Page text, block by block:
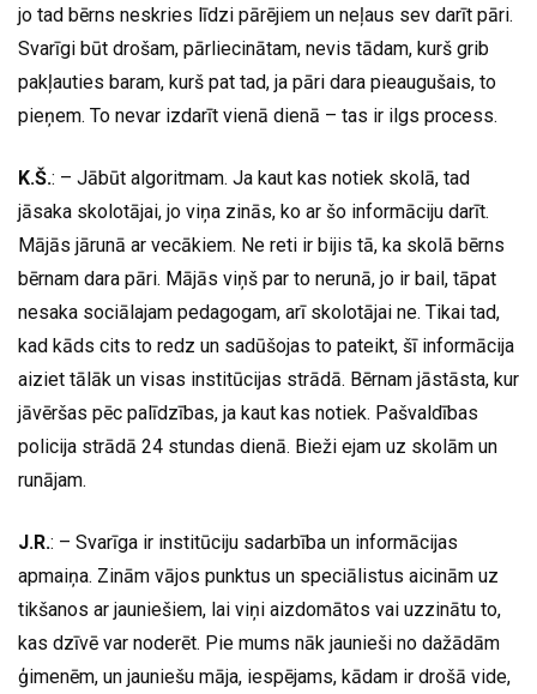
jo tad bērns neskries līdzi pārējiem un neļaus sev darīt pāri.
Svarīgi būt drošam, pārliecinātam, nevis tādam, kurš grib
pakļauties baram, kurš pat tad, ja pāri dara pieaugušais, to
pieņem. To nevar izdarīt vienā dienā – tas ir ilgs process.
K.Š.: – Jābūt algoritmam. Ja kaut kas notiek skolā, tad
jāsaka skolotājai, jo viņa zinās, ko ar šo informāciju darīt.
Mājās jārunā ar vecākiem. Ne reti ir bijis tā, ka skolā bērns
bērnam dara pāri. Mājās viņš par to nerunā, jo ir bail, tāpat
nesaka sociālajam pedagogam, arī skolotājai ne. Tikai tad,
kad kāds cits to redz un sadūšojas to pateikt, šī informācija
aiziet tālāk un visas institūcijas strādā. Bērnam jāstāsta, kur
jāvēršas pēc palīdzības, ja kaut kas notiek. Pašvaldības
policija strādā 24 stundas dienā. Bieži ejam uz skolām un
runājam.
J.R.: – Svarīga ir institūciju sadarbība un informācijas
apmaiņa. Zinām vājos punktus un speciālistus aicinām uz
tikšanos ar jauniešiem, lai viņi aizdomātos vai uzzinātu to,
kas dzīvē var noderēt. Pie mums nāk jaunieši no dažādām
ģimenēm, un jauniešu māja, iespējams, kādam ir drošā vide,